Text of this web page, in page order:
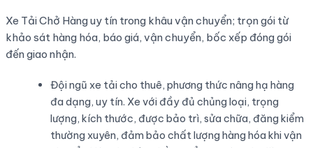
Xe Tải Chở Hàng uy tín trong khâu vận chuyển; trọn gói từ
khảo sát hàng hóa, báo giá, vận chuyển, bốc xếp đóng gói
đến giao nhận.
Đội ngũ xe tải cho thuê, phương thức nâng hạ hàng
đa dạng, uy tín. Xe với đầy đủ chủng loại, trọng
lượng, kích thước, được bảo trì, sửa chữa, đăng kiểm
thường xuyên, đảm bảo chất lượng hàng hóa khi vận